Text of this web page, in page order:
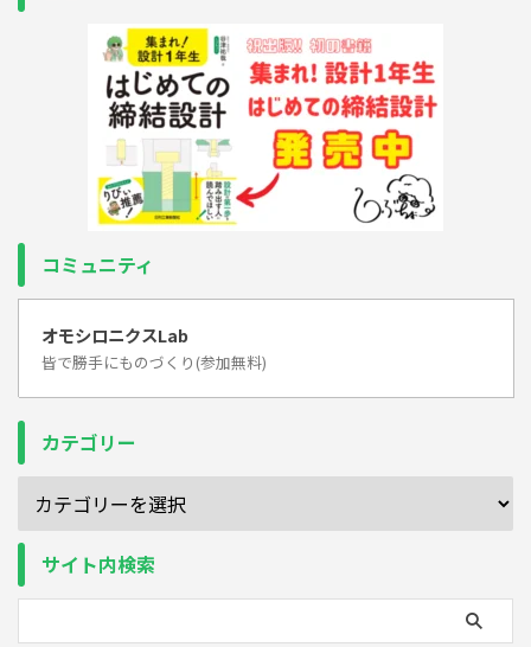
コミュニティ
オモシロニクスLab
皆で勝手にものづくり(参加無料)
カテゴリー
サイト内検索